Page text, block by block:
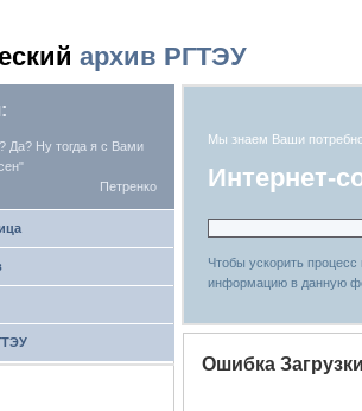
архив РГТЭУ
Да? Ну тогда я с Вами
Петренко
Мы знаем Ваши
Интернет-
Чтобы ускорить
информацию в данную
Ошибка